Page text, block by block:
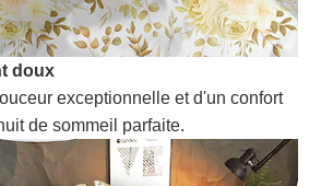
doux
exceptionnelle et d'un confort
de sommeil parfaite.